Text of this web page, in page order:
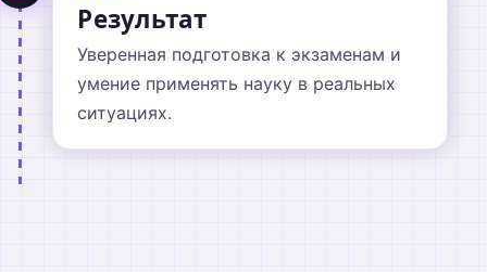
Результат
Уверенная подготовка к экзаменам и
умение применять науку в реальных
ситуациях.